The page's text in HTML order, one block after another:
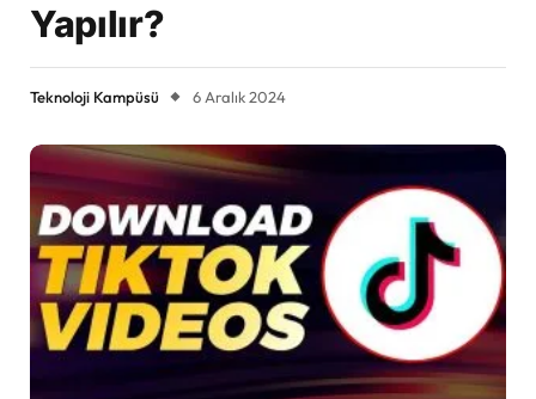
Yapılır?
Teknoloji Kampüsü 6 Aralık 2024